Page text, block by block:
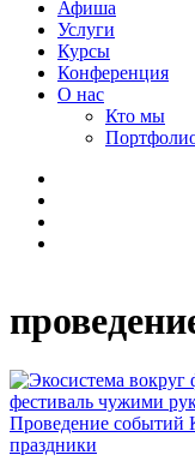
Афиша
Услуги
Курсы
Конференция
О нас
Кто мы
Проведение событий
праздники